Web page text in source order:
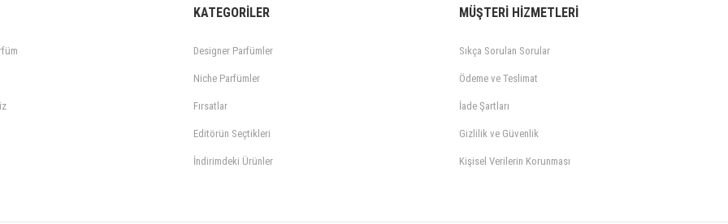
KATEGORİLER
Designer Parfümler
Niche Parfümler
Fırsatlar
Editörün Seçtikleri
İndirimdeki Ürünler
MÜŞTERİ HİZMETLERİ
Sıkça Sorulan Sorular
Ödeme ve Teslimat
İade Şartları
Gizlilik ve Güvenlik
Kişisel Verilerin Korunması